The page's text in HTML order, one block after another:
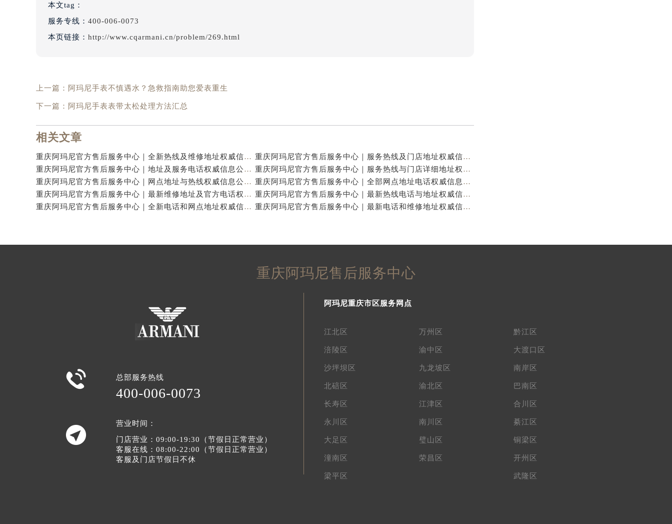
本文tag：
服务专线： 400-006-0073
本页链接： http://www.cqarmani.cn/problem/269.html
上一篇： 阿玛尼手表不慎遇水？急救指南助您爱表重生
下一篇： 阿玛尼手表表带太松处理方法汇总
相关文章
重庆阿玛尼官方售后服务中心｜全新热线及维修地址权威信息公示（2026年7月最新）
重庆阿玛尼官方售后服务中心｜服务热线及门店地址权威信息公示（2026年7月最新）
重庆阿玛尼官方售后服务中心｜地址及服务电话权威信息公示（2026年7月最新）
重庆阿玛尼官方售后服务中心｜服务热线与门店详细地址权威信息公示（2026年7月最新）
重庆阿玛尼官方售后服务中心｜网点地址与热线权威信息公示（2026年7月最新）
重庆阿玛尼官方售后服务中心｜全部网点地址电话权威信息公示（2026年7月最新）
重庆阿玛尼官方售后服务中心｜最新维修地址及官方电话权威信息公示（2026年7月最新）
重庆阿玛尼官方售后服务中心｜最新热线电话与地址权威信息公示（2026年7月最新）
重庆阿玛尼官方售后服务中心｜全新电话和网点地址权威信息公示（2026年7月最新）
重庆阿玛尼官方售后服务中心｜最新电话和维修地址权威信息公示（2026年7月最新）
重庆阿玛尼售后服务中心
 总部服务热线
400-006-0073

营业时间：
门店营业：09:00-19:30（节假日正常营业）
客服在线：08:00-22:00（节假日正常营业）
客服及门店节假日不休
阿玛尼重庆市区服务网点
江北区 万州区 黔江区
涪陵区 渝中区 大渡口区
沙坪坝区 九龙坡区 南岸区
北碚区 渝北区 巴南区
长寿区 江津区 合川区
永川区 南川区 綦江区
大足区 璧山区 铜梁区
潼南区 荣昌区 开州区
梁平区 武隆区